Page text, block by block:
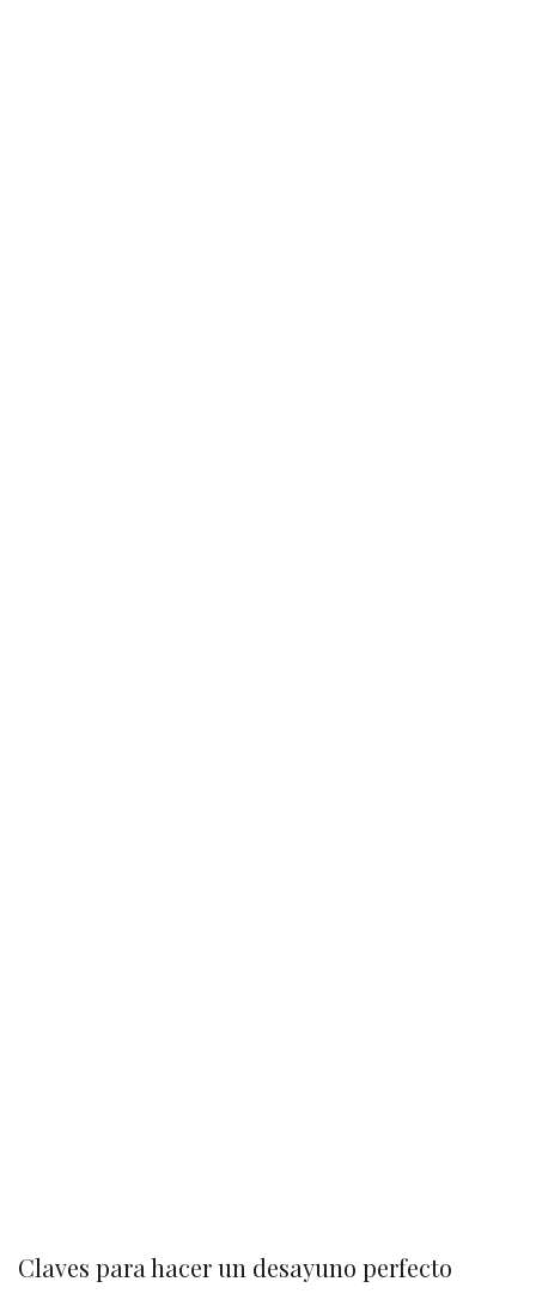
Claves para hacer un desayuno perfecto